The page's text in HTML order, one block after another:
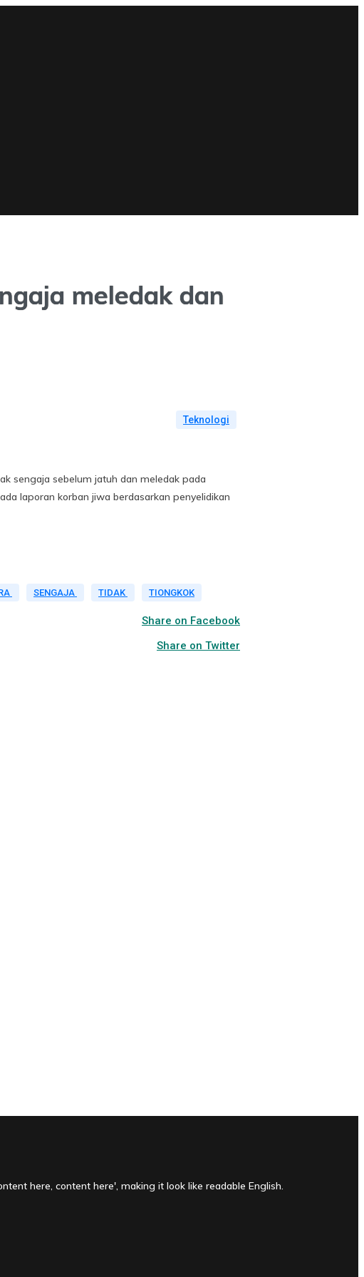
meledak dan
Teknologi
sengaja sebelum jatuh dan meledak pada
laporan korban jiwa berdasarkan penyelidikan
SENGAJA TIDAK TIONGKOK
Share on Facebook
Share on Twitter
here, content here', making it look like readable English.